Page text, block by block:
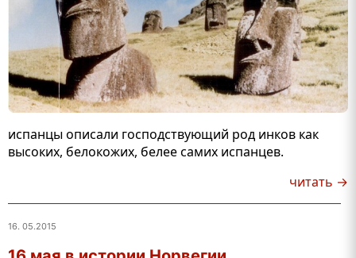
испанцы описали господствующий род инков как
высоких, белокожих, белее самих испанцев.
читать →
16. 05.2015